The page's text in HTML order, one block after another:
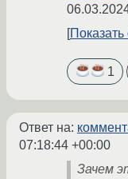
Показать
1
Ответ на:
07:18:44 +00:00
Зачем